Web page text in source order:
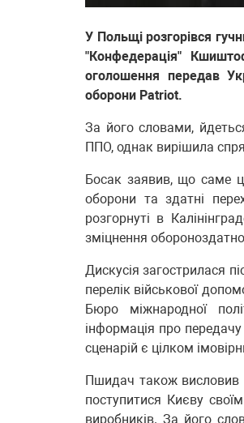
У Польщі розгорівся
"Конфедерація"
оголошення передав
оборони Patriot.
За його словами,
ППО, однак вирішила
Босак заявив, що саме
оборони та здатні
розгорнуті в
зміцнення
Дискусія загострилася
перелік військової
Бюро міжнародної
інформація про
сценарій є цілком
Пшидач також висловив
поступитися Києву
виробників. За його